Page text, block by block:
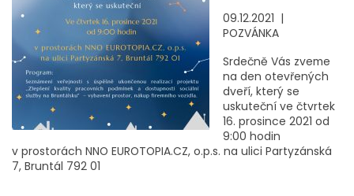
09.12.2021 |
POZVÁNKA
Srdečně Vás zveme
na den otevřených
dveří, který se
uskuteční ve čtvrtek
16. prosince 2021 od
9:00 hodin
v prostorách NNO EUROTOPIA.CZ, o.p.s. na ulici Partyzánská
7, Bruntál 792 01